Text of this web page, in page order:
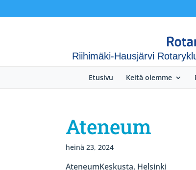
Riihimäki-Hausjärvi
Etusivu Keitä olemme
Ateneum
heinä 23, 2024
AteneumKeskusta, Helsinki